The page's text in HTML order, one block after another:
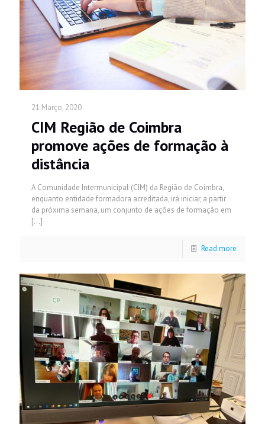
21 Março, 2020
CIM Região de Coimbra
promove ações de formação à
distância
A Comunidade Intermunicipal (CIM) da Região de Coimbra,
enquanto entidade formadora acreditada, irá iniciar, a partir
da próxima semana, um conjunto de ações de formação em
[…]
Read more